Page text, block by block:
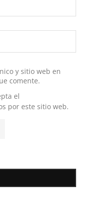
y sitio web en
comente.
el
por este sitio web.